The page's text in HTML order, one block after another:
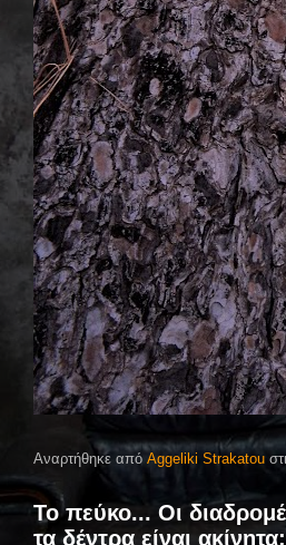
Αναρτήθηκε από Aggeliki Strakatou
Το πεύκο... Οι
τα δέντρα είναι ακίνητα;